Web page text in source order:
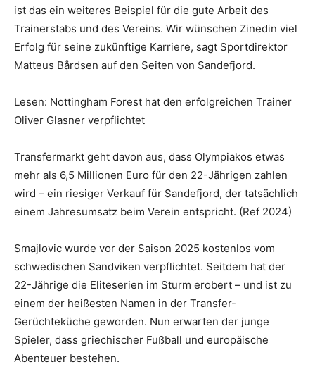
ist das ein weiteres Beispiel für die gute Arbeit des
Trainerstabs und des Vereins. Wir wünschen Zinedin viel
Erfolg für seine zukünftige Karriere, sagt Sportdirektor
Matteus Bårdsen auf den Seiten von Sandefjord.
Lesen: Nottingham Forest hat den erfolgreichen Trainer
Oliver Glasner verpflichtet
Transfermarkt geht davon aus, dass Olympiakos etwas
mehr als 6,5 Millionen Euro für den 22-Jährigen zahlen
wird – ein riesiger Verkauf für Sandefjord, der tatsächlich
einem Jahresumsatz beim Verein entspricht. (Ref 2024)
Smajlovic wurde vor der Saison 2025 kostenlos vom
schwedischen Sandviken verpflichtet. Seitdem hat der
22-Jährige die Eliteserien im Sturm erobert – und ist zu
einem der heißesten Namen in der Transfer-
Gerüchteküche geworden. Nun erwarten der junge
Spieler, dass griechischer Fußball und europäische
Abenteuer bestehen.